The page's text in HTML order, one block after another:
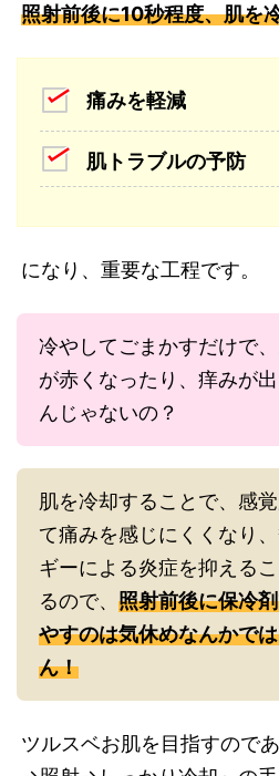
照射前後に10秒程度、肌を
痛みを軽減
肌トラブルの予防
になり、重要な工程です。
冷やしてごまかすだけで
が赤くなったり、痒みが
んじゃないの？
肌を冷却することで、感
て痛みを感じにくくなり
ギーによる炎症を抑える
るので、 照射前後に保冷
やすのは気休めなんかで
ん！
ツルスベお肌を目指すので